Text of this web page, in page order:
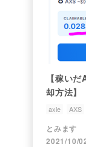
【稼い
却方法】
axie AXS
とみます
2021/10/